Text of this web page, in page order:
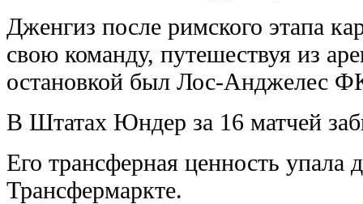
Дженгиз после римского этапа
свою команду, путешествуя из
остановкой был Лос-Анджелес
В Штатах Юндер за 16 матчей
Его трансферная ценность упала
Трансфермаркте.